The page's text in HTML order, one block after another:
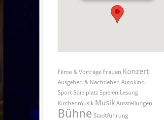
Filme & Vorträge Frauen Konzert
Ausgehen & Nachtleben Autokino
Sport Spielplatz Spielen Lesung
Kirchenmusik Musik Ausstellungen
Bühne Stadtführung